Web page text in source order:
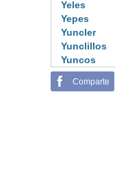
Yeles
Yepes
Yuncler
Yunclillos
Yuncos
Comparte